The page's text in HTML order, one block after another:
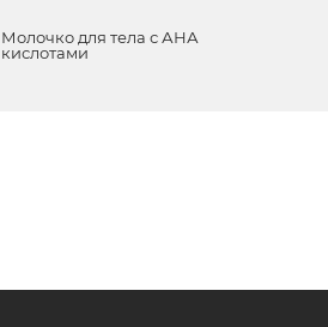
Молочко для тела с АНА
кислотами